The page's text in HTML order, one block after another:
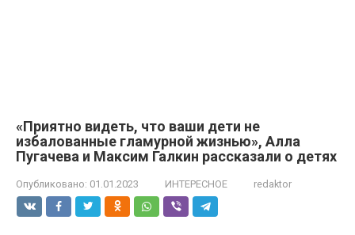
«Приятно видеть, что ваши дети не
избалованные гламурной жизнью», Алла
Пугачева и Максим Галкин рассказали о детях
Опубликовано: 01.01.2023 ИНТЕРЕСНОЕ redaktor